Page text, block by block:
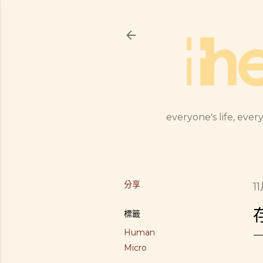
everyone's life,
分享
標籤
Human
Micro